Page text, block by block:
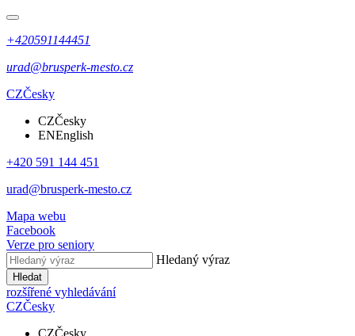
+420591144451
urad@brusperk-mesto.cz
CZČesky
CZČesky
ENEnglish
+420 591 144 451
urad@brusperk-mesto.cz
Mapa webu
Facebook
Verze pro seniory
Hledaný výraz
Hledat
rozšířené vyhledávání
CZČesky
CZČesky